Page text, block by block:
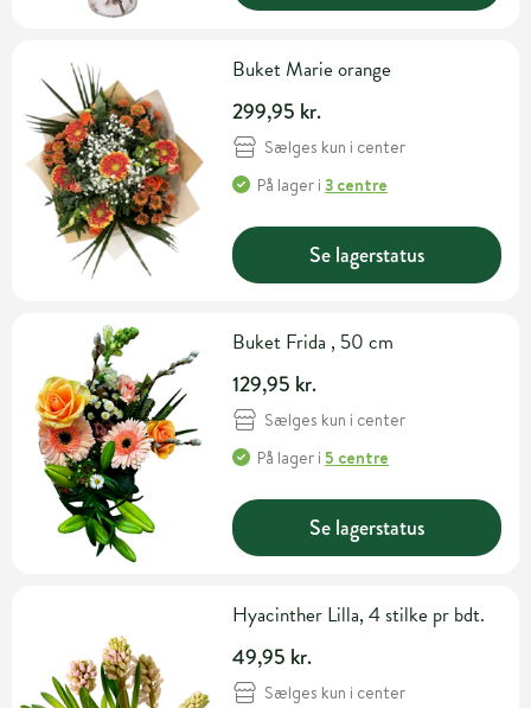
Buket Marie orange
299,95 kr.
Sælges kun i center
På lager i3 centre
Se lagerstatus
Buket Frida , 50 cm
129,95 kr.
Sælges kun i center
På lager i5 centre
Se lagerstatus
Hyacinther Lilla, 4 stilke pr bdt.
49,95 kr.
Sælges kun i center